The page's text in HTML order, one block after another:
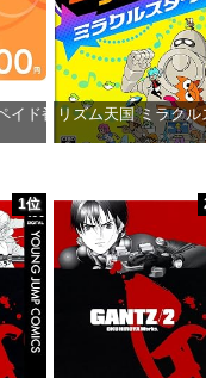
イド番号 1000円|オンライ
リズム天国 ミラク
1位